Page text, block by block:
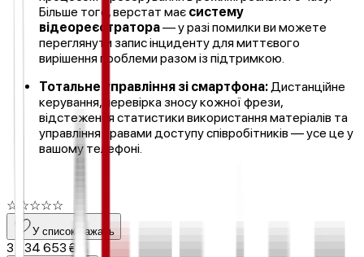
Більше того, верстат має систему
відеореєстратора— у разі помилки ви можете
переглянути запис інциденту для миттєвого
вирішення проблеми разом із підтримкою.
Тотальне управління зі смартфона:Дистанційне
керування, перевірка зносу кожної фрези,
відстеження статистики використання матеріалів та
управління правами доступу співробітників — усе це у
вашому телефоні.
☆ ☆☆☆☆
У список бажань
3 834 653 ₴